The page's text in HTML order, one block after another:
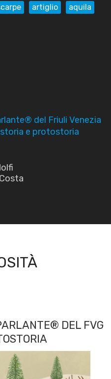
artiglio aquila
del Friuli Venezia
e protostoria
DEL FVG